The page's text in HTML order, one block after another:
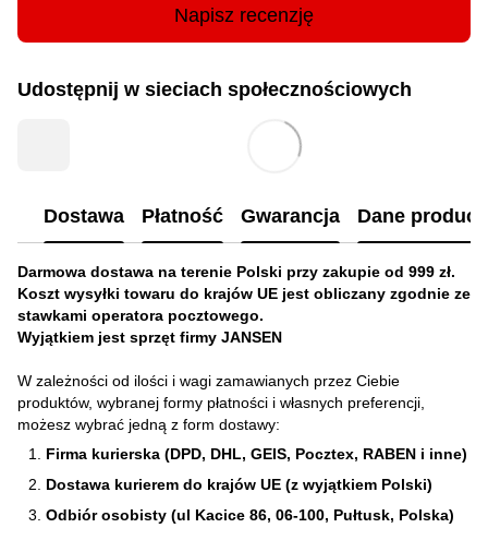
Napisz recenzję
Udostępnij w sieciach społecznościowych
Dostawa Płatność Gwarancja Dane
Darmowa dostawa na terenie Polski przy zakupie od 999 zł.
Koszt wysyłki towaru do krajów UE jest obliczany zgodnie ze
stawkami operatora pocztowego.
Wyjątkiem jest sprzęt firmy JANSEN
W zależności od ilości i wagi zamawianych przez Ciebie
produktów, wybranej formy płatności i własnych preferencji,
możesz wybrać jedną z form dostawy:
Firma kurierska (DPD, DHL, GEIS, Pocztex, RABEN i inne)
Dostawa kurierem do krajów UE (z wyjątkiem Polski)
Odbiór osobisty (ul Kacice 86, 06-100, Pułtusk, Polska)